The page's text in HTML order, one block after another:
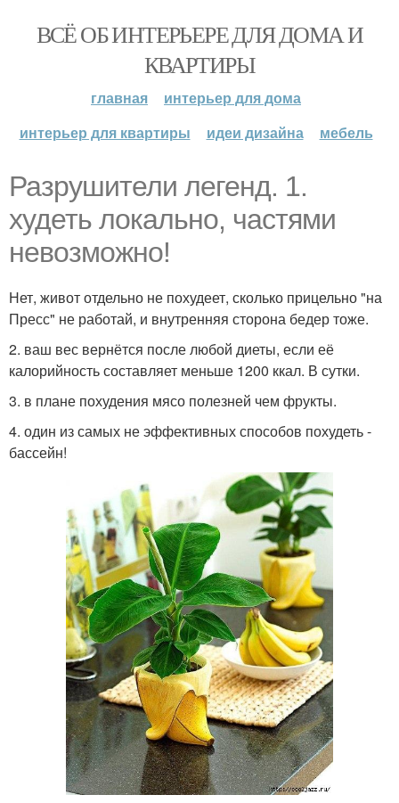
ВСЁ ОБ ИНТЕРЬЕРЕ ДЛЯ ДОМА И
КВАРТИРЫ
главная
интерьер для дома
интерьер для квартиры
идеи дизайна мебель
Разрушители легенд. 1.
худеть локально, частями
невозможно!
Нет, живот отдельно не похудеет, сколько прицельно "на
Пресс" не работай, и внутренняя сторона бедер тоже.
2. ваш вес вернётся после любой диеты, если её
калорийность составляет меньше 1200 ккал. В сутки.
3. в плане похудения мясо полезней чем фрукты.
4. один из самых не эффективных способов похудеть -
бассейн!